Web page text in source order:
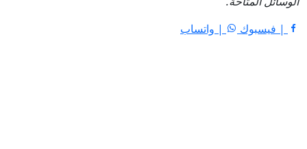
| فيسبوك
| واتساب